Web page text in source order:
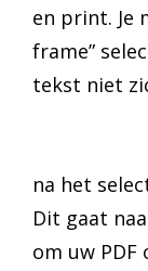
en print. Je
frame”
tekst niet
na het
Dit gaat
om uw PDF